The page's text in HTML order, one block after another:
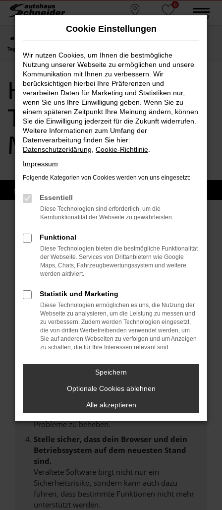
Zum
0
MENÜ
Tageszulassung Moosburg
Hyundai TUCSON
Tageszulassung
Moosburg
Fehler: Network Error
Beim Laden ist ein Fehler aufgetreten.
Hier sind ein paar Tipps, die dir helfen können:
Internetverbindung.
Laden andere Webseiten, zum Beispiel deine
Suchmaschine?
Prüfe deine Browsererweiterungen.
Manche Erweiterungen, wie Werbeblocker,
verhindern. Funktioniert die Seite in einem
anderen Browser oder in einem privaten
Starte dein Gerät neu.
Das kann manchmal helfen, vorübergehende
Probleme zu beheben.
Stelle sicher, dass dein Browser und dein
Betriebssystem auf dem neuesten Stand
sind.
Veraltete Software birgt nicht nur ein
Sicherheitsrisiko, sondern kann auch dazu
führen, dass bestimmte Funktionen nicht mehr
unterstützt werden.
Cookie Einstellungen
Wir nutzen Cookies, um Ihnen die bestmögliche
Nutzung unserer Webseite zu ermöglichen und unsere
Kommunikation mit Ihnen zu verbessern. Wir
berücksichtigen hierbei Ihre Präferenzen und
verarbeiten Daten für Marketing und Statistiken nur,
wenn Sie uns Ihre Einwilligung geben. Wenn Sie zu
einem späteren Zeitpunkt Ihre Meinung ändern, können
Sie die Einwilligung jederzeit für die Zukunft widerrufen.
Weitere Informationen zum Umfang der
Datenverarbeitung finden Sie hier:
Datenschutzerklärung Cookie-Richtlinie
Impressum
Folgende Kategorien von Cookies werden von uns eingesetzt:
Essentiell
Diese Technologien sind erforderlich, um die
Kernfunktionalität der Webseite zu gewährleisten.
Funktional
Diese Technologien bieten die bestmögliche Funktionalität
der Webseite. Services von Drittanbietern wie Google
Maps, Chats, Fahrzeugbewertungssystem und weitere
werden aktiviert.
Statistik und Marketing
Diese Technologien ermöglichen es uns, die Nutzung der
Webseite zu analysieren, um die Leistung zu messen und
zu verbessern. Zudem werden Technologien eingesetzt,
die von dritten Werbetreibenden verwendet werden, um
Sie auf anderen Webseiten zu verfolgen und um Anzeigen
zu schalten, die für Ihre Interessen relevant sind.
Speichern
Optionale Cookies ablehnen
Alle akzeptieren